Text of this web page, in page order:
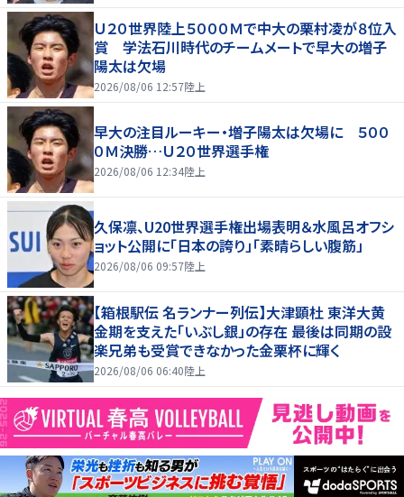
Ｕ２０世界陸上５０００Ｍで中大の栗村凌が８位入
賞 学法石川時代のチームメートで早大の増子
陽太は欠場
2026/08/06 12:57陸上
早大の注目ルーキー・増子陽太は欠場に ５００
０Ｍ決勝…Ｕ２０世界選手権
2026/08/06 12:34陸上
久保凛、U20世界選手権出場表明＆水風呂オフシ
ョット公開に「日本の誇り」「素晴らしい腹筋」
2026/08/06 09:57陸上
【箱根駅伝 名ランナー列伝】大津顕杜 東洋大黄
金期を支えた「いぶし銀」の存在 最後は同期の設
楽兄弟も受賞できなかった金栗杯に輝く
2026/08/06 06:40陸上